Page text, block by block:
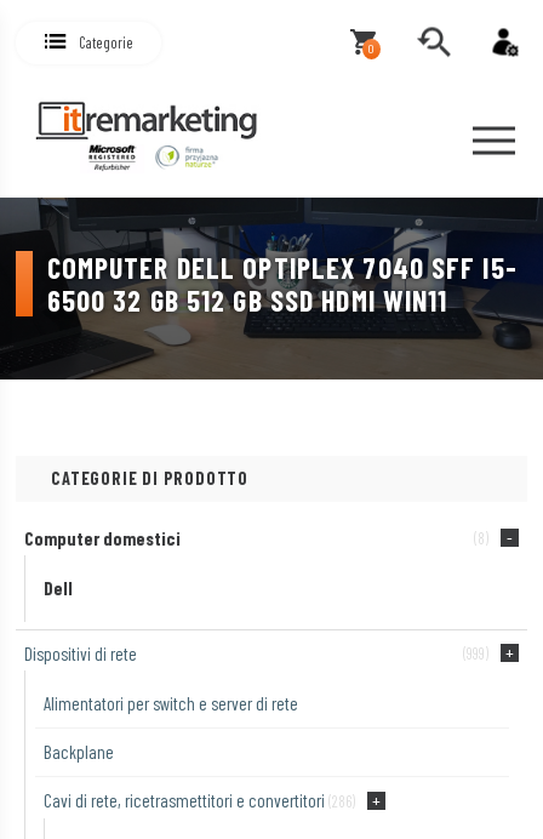
Categorie 0
COMPUTER DELL OPTIPLEX 7040 SFF I5-
6500 32 GB 512 GB SSD HDMI WIN11
CATEGORIE DI PRODOTTO
Computer domestici (8)
Dell
Dispositivi di rete (999)
Alimentatori per switch e server di rete
Backplane
Cavi di rete, ricetrasmettitori e convertitori (286)